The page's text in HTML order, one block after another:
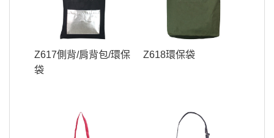
Z617側背/肩背包/環保
袋
Z618環保袋